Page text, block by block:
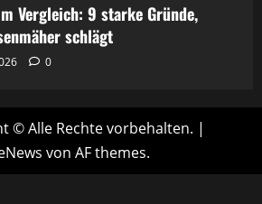
Vergleich: 9 starke Gründe,
schlägt
0
© Alle Rechte vorbehalten. |
von AF themes.